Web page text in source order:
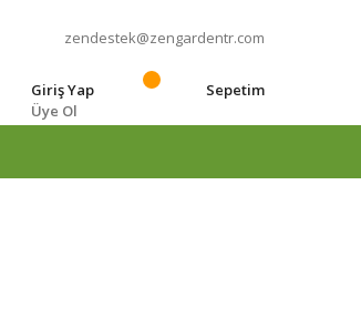
zendestek@zengardentr.com
Giriş Yap
Üye Ol
Sepetim